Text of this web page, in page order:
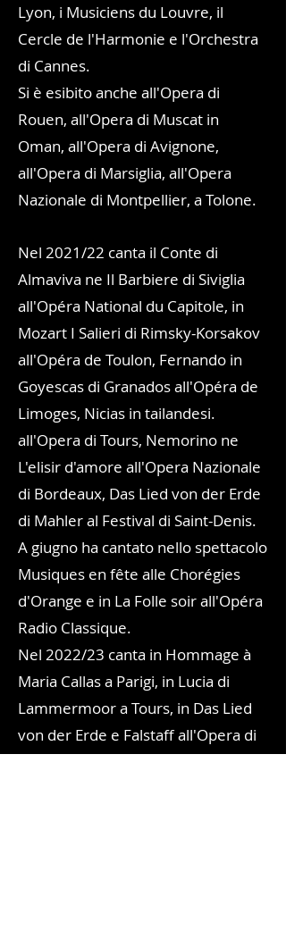
Lyon, i Musiciens du Louvre, il
Cercle de l'Harmonie e l'Orchestra
di Cannes.
Si è esibito anche all'Opera di
Rouen, all'Opera di Muscat in
Oman, all'Opera di Avignone,
all'Opera di Marsiglia, all'Opera
Nazionale di Montpellier, a Tolone.
Nel 2021/22 canta il Conte di
Almaviva ne Il Barbiere di Siviglia
all'Opéra National du Capitole, in
Mozart I Salieri di Rimsky-Korsakov
all'Opéra de Toulon, Fernando in
Goyescas di Granados all'Opéra de
Limoges, Nicias in tailandesi.
all'Opera di Tours, Nemorino ne
L'elisir d'amore all'Opera Nazionale
di Bordeaux, Das Lied von der Erde
di Mahler al Festival di Saint-Denis.
A giugno ha cantato nello spettacolo
Musiques en fête alle Chorégies
d'Orange e in La Folle soir all'Opéra
Radio Classique.
Nel 2022/23 canta in Hommage à
Maria Callas a Parigi, in Lucia di
Lammermoor a Tours, in Das Lied
von der Erde e Falstaff all'Opera di